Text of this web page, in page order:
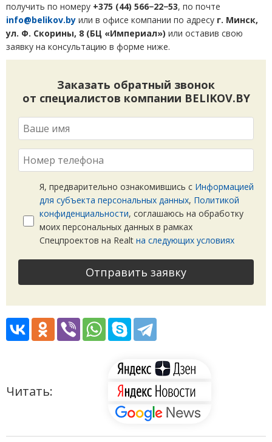
получить по номеру +375 (44) 566−22−53, по почте
info@belikov.by или в офисе компании по адресу г. Минск,
ул. Ф. Скорины, 8 (БЦ «Империал») или оставив свою
заявку на консультацию в форме ниже.
Заказать обратный звонок
от специалистов компании BELIKOV.BY
Я, предварительно ознакомившись с Информацией
для субъекта персональных данных, Политикой
конфиденциальности, соглашаюсь на обработку
моих персональных данных в рамках
Спецпроектов на Realt на следующих условиях
Отправить заявку
Читать: